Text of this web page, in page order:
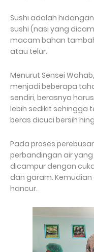
Sushi adalah
sushi (nasi yang
macam bahan
atau telur.
Menurut Sensei
menjadi beberapa
sendiri, berasnya
lebih sedikit sehingga
beras dicuci bersih
Pada proses
perbandingan air
dicampur dengan
dan garam.
hancur.